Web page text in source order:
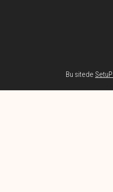
Bu sitede SetuP